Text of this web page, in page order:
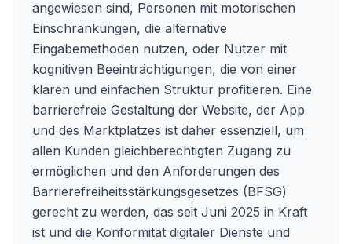
angewiesen sind, Personen mit motorischen
Einschränkungen, die alternative
Eingabemethoden nutzen, oder Nutzer mit
kognitiven Beeinträchtigungen, die von einer
klaren und einfachen Struktur profitieren. Eine
barrierefreie Gestaltung der Website, der App
und des Marktplatzes ist daher essenziell, um
allen Kunden gleichberechtigten Zugang zu
ermöglichen und den Anforderungen des
Barrierefreiheitsstärkungsgesetzes (BFSG)
gerecht zu werden, das seit Juni 2025 in Kraft
ist und die Konformität digitaler Dienste und